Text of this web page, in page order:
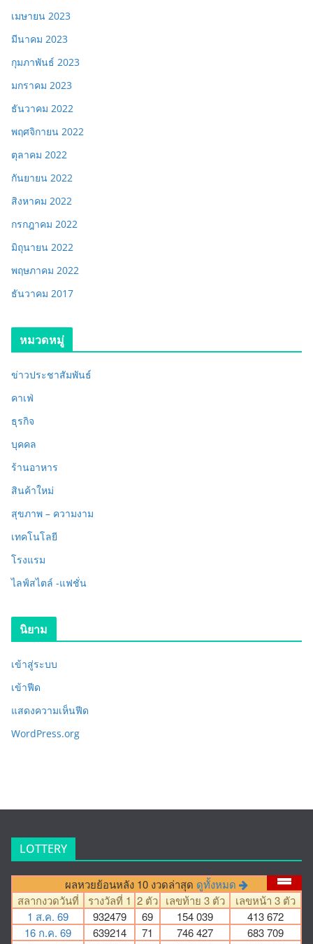
เมษายน 2023
มีนาคม 2023
กุมภาพันธ์ 2023
มกราคม 2023
ธันวาคม 2022
พฤศจิกายน 2022
ตุลาคม 2022
กันยายน 2022
สิงหาคม 2022
กรกฎาคม 2022
มิถุนายน 2022
พฤษภาคม 2022
ธันวาคม 2017
หมวดหมู่
ข่าวประชาสัมพันธ์
คาเฟ่
ธุรกิจ
บุคคล
ร้านอาหาร
สินค้าใหม่
สุขภาพ – ความงาม
เทคโนโลยี
โรงแรม
ไลฟ์สไตล์ -แฟชั่น
นิยาม
เข้าสู่ระบบ
เข้าฟีด
แสดงความเห็นฟีด
WordPress.org
LOTTERY